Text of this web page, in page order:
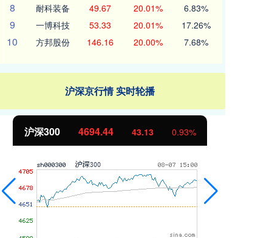
8 耐科装备 49.67 20.01% 6.83%
9 一博科技 53.33 20.01% 17.26%
10 方邦股份 146.16 20.00% 7.68%
沪深京行情 实时轮播
北证50 1134.24 11.37 1.01%